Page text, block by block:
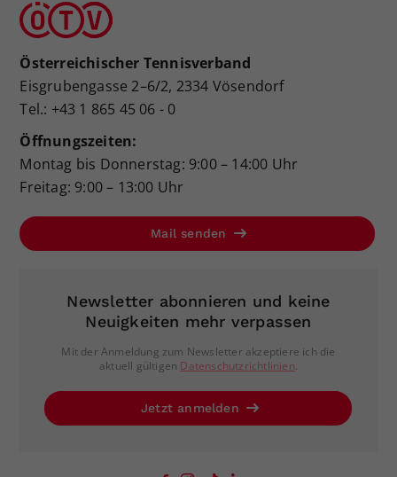
Österreichischer Tennisverband
Eisgrubengasse 2–6/2, 2334 Vösendorf
Tel.: +43 1 865 45 06 - 0
Öffnungszeiten:
Montag bis Donnerstag: 9:00 – 14:00 Uhr
Freitag: 9:00 – 13:00 Uhr
Mail senden
Newsletter abonnieren und keine
Neuigkeiten mehr verpassen
Mit der Anmeldung zum Newsletter akzeptiere ich die
aktuell gültigen Datenschutzrichtlinien.
Jetzt anmelden